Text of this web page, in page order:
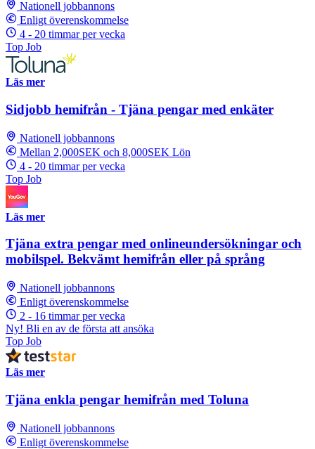
Nationell jobbannons
Enligt överenskommelse
4 - 20 timmar per vecka
Top Job
Läs mer
Sidjobb hemifrån - Tjäna pengar med enkäter
Nationell jobbannons
Mellan 2,000SEK och 8,000SEK Lön
4 - 20 timmar per vecka
Top Job
Läs mer
Tjäna extra pengar med onlineundersökningar och
mobilspel. Bekvämt hemifrån eller på språng
Nationell jobbannons
Enligt överenskommelse
2 - 16 timmar per vecka
Ny! Bli en av de första att ansöka
Top Job
Läs mer
Tjäna enkla pengar hemifrån med Toluna
Nationell jobbannons
Enligt överenskommelse